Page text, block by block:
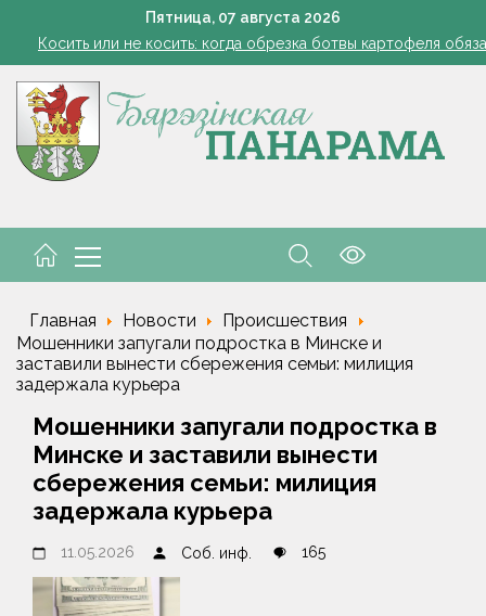
Пятница, 07 августа 2026
Семинар-совещание по охране труда профсоюза
Косить или не косить: когда обрезка ботвы картофеля
Включаем фары и продолжаем жать
расходы на проезд, если у работника нет
Семинар-совещание по охране труда профсоюза
Главная Новости
Происшествия
Мошенники запугали подростка в Минске и
заставили вынести сбережения семьи: милиция
задержала курьера
Мошенники запугали подростка в
Минске и заставили вынести
сбережения семьи: милиция
задержала курьера
11.05.2026 Соб. инф. 165